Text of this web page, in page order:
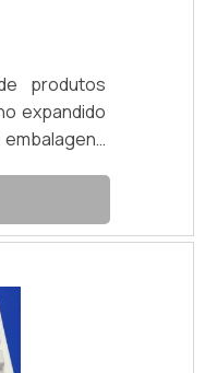
produtos
expandido
é o EPE
e
dos
de
atua como